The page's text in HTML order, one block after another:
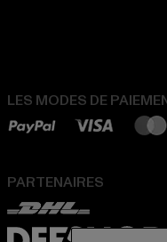
LES MODES DE
PARTENAIRES